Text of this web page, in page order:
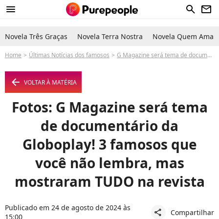
menu search newsletter
Novela Três Graças Novela Terra Nostra Novela Quem Ama
Home Últimas Notícias dos famosos G Magazine será tema de documentário da Globoplay! 3 famosos que você não lembra, mas mostraram TUDO na revista
arrow_left VOLTAR À MATÉRIA
Fotos: G Magazine será tema
de documentário da
Globoplay! 3 famosos que
você não lembra, mas
mostraram TUDO na revista
Publicado em 24 de agosto de 2024 às
15:00
share Compartilhar